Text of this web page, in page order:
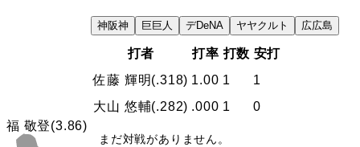
神阪神 巨 巨人 デDeNA ヤヤクルト 広広島
福 敬登(3.86)
打者 打率 打数 安打
佐藤 輝明(.318) 1.00 1
1
大山 悠輔(.282) .000 1 0
まだ対戦がありません。